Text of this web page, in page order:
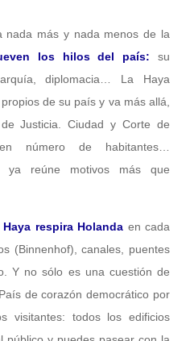
nada más y nada menos de la
los hilos del país: su
diplomacia… La Haya
de su país y va más allá,
Justicia. Ciudad y Corte de
número de habitantes…
ya reúne motivos más que
Haya respira Holanda en cada
(Binnenhof), canales, puentes
Y no sólo es una cuestión de
País de corazón democrático por
visitantes: todos los edificios